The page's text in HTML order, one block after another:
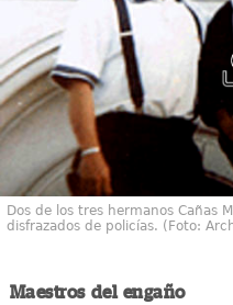
Dos de los tres hermanos Cañas
disfrazados de policías. (Foto:
Maestros del engaño